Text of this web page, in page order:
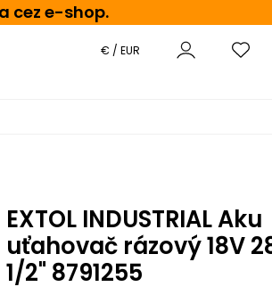
cez e-shop.
€ / EUR
EXTOL INDUSTRIAL Aku
uťahovač rázový 18V
1/2" 8791255